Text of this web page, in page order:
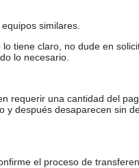
similares.
tiene claro, no dude en
lo necesario.
requerir una cantidad del
después desaparecen sin
el proceso de